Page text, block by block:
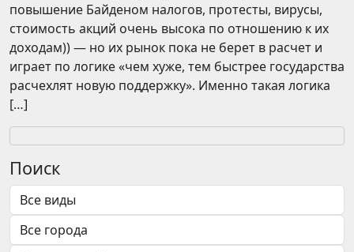
повышение Байденом налогов, протесты, вирусы,
стоимость акций очень высока по отношению к их
доходам)) — но их рынок пока не берет в расчет и
играет по логике «чем хуже, тем быстрее государства
расчехлят новую поддержку». Именно такая логика
[…]
Поиск